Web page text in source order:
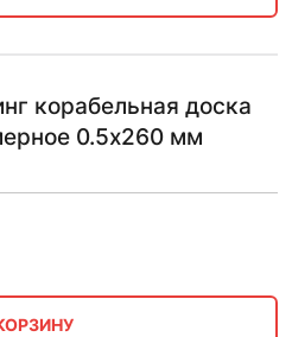
корабельная доска
0.5х260 мм